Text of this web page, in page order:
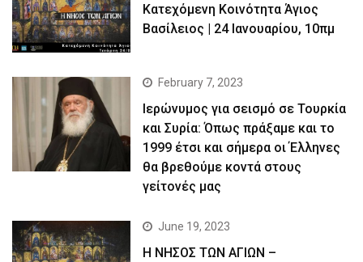
Κατεχόμενη Κοινότητα Άγιος
Βασίλειος | 24 Ιανουαρίου, 10πμ
February 7, 2023
Ιερώνυμος για σεισμό σε Τουρκία
και Συρία: Όπως πράξαμε και το
1999 έτσι και σήμερα οι Έλληνες
θα βρεθούμε κοντά στους
γείτονές μας
June 19, 2023
Η ΝΗΣΟΣ ΤΩΝ ΑΓΙΩΝ –